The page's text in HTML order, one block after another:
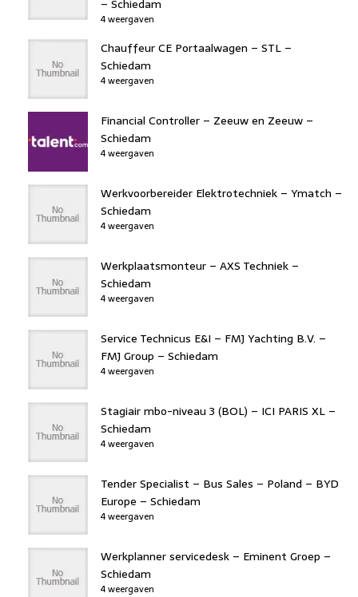
– Schiedam
4 weergaven
Chauffeur CE Portaalwagen – STL –
Schiedam
4 weergaven
Financial Controller – Zeeuw en Zeeuw –
Schiedam
4 weergaven
Werkvoorbereider Elektrotechniek – Ymatch –
Schiedam
4 weergaven
Werkplaatsmonteur – AXS Techniek –
Schiedam
4 weergaven
Service Technicus E&I – FMJ Yachting B.V. –
FMJ Group – Schiedam
4 weergaven
Stagiair mbo-niveau 3 (BOL) – ICI PARIS XL –
Schiedam
4 weergaven
Tender Specialist – Bus Sales – Poland – BYD
Europe – Schiedam
4 weergaven
Werkplanner servicedesk – Eminent Groep –
Schiedam
4 weergaven